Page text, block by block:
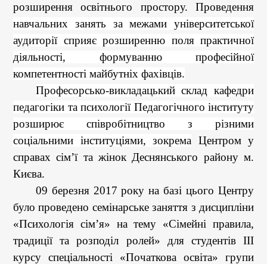
розширення освітнього простору. Проведення
навчальних занять за межами університетської
аудиторії сприяє розширенню поля практичної
діяльності, формуванню професійної
компетентності майбутніх фахівців.
Професорсько-викладацький склад кафедри
педагогіки та психології Педагогічного інституту
розширює співробітництво з різними
соціальними інституціями, зокрема Центром у
справах сім’ї та жінок Деснянського району м.
Києва.
09 березня 2017 року на базі цього Центру
було проведено семінарське заняття з дисципліни
«Психологія сім’я» на тему «Сімейні правила,
традиції та розподіл ролей» для студентів ІІІ
курсу спеціальності «Початкова освіта» групи